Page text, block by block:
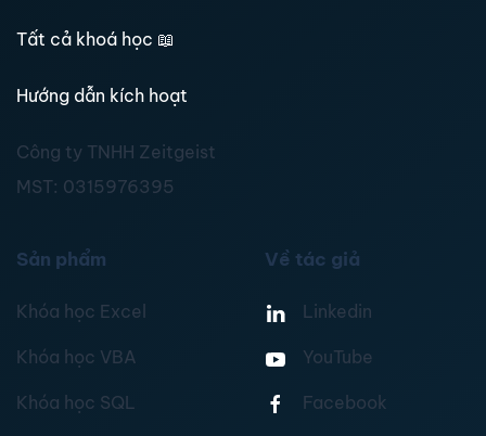
Tất cả khoá học 📖
Hướng dẫn kích hoạt
Công ty TNHH Zeitgeist
MST: 0315976395
Sản phẩm
Khóa học Excel
Khóa học VBA
Khóa học SQL
Về tác giả
Linkedin
YouTube
Facebook